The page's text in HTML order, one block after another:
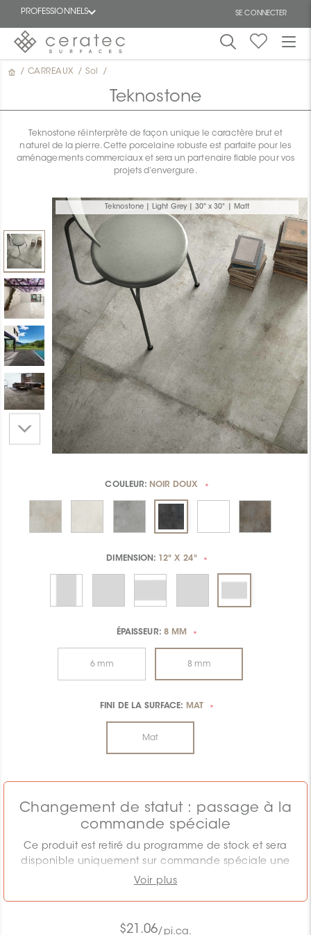
PROFESSIONNELS SE CONNECTER
En
/ CARREAUX / Sol /
Teknostone
Teknostone réinterprète de façon unique le caractère brut et
naturel de la pierre. Cette porcelaine robuste est parfaite pour les
aménagements commerciaux et sera un partenaire fiable pour vos
projets d’envergure.
Teknostone | Light Grey | 30" x 30" | Matt
COULEUR: NOIR DOUX *
DIMENSION: 12" X 24" *
ÉPAISSEUR: 8 MM *
6 mm 8 mm
FINI DE LA SURFACE: MAT *
Mat
Changement de statut : passage à la
commande spéciale
Ce produit est retiré du programme de stock et sera
disponible uniquement sur commande spéciale une
fois l'inventaire actuel épuisé.
Le PDSF affiché correspond au programme de stock.
Voir plus
$21.06/pi.ca.